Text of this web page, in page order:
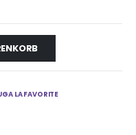
LA FAVORITE